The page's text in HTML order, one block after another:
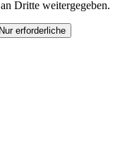
Dritte weitergegeben.
Nur erforderliche